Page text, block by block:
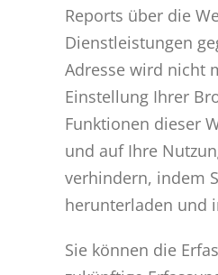
Reports über die
Dienstleistungen
Adresse wird nicht
Einstellung Ihrer
Funktionen dieser
und auf Ihre
verhindern, indem
herunterladen und
Sie können die